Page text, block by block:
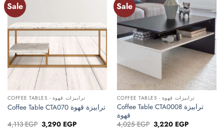
Sale
COFFEE TABLES - ترابيزات قهوة
Coffee Table CTA070 ترابيزة قهوة
4,113EGP Original
price
3,290 EGPCurrent
Sale
wishlist
COFFEE TABLES - ترابيزات قهوة
Coffee Table CTA0008 ترابيزة
قهوة
4,025EGP Original
price
3,220 EGPCurrent